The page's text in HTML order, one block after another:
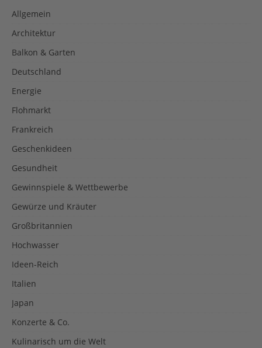
Allgemein
Architektur
Balkon & Garten
Deutschland
Energie
Flohmarkt
Frankreich
Geschenkideen
Gesundheit
Gewinnspiele & Wettbewerbe
Gewürze und Kräuter
Großbritannien
Hochwasser
Ideen-Reich
Italien
Japan
Konzerte & Co.
Kulinarisch um die Welt